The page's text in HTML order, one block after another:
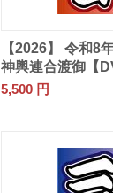
【2026】 令和8
神輿連合渡御【
5,500 円